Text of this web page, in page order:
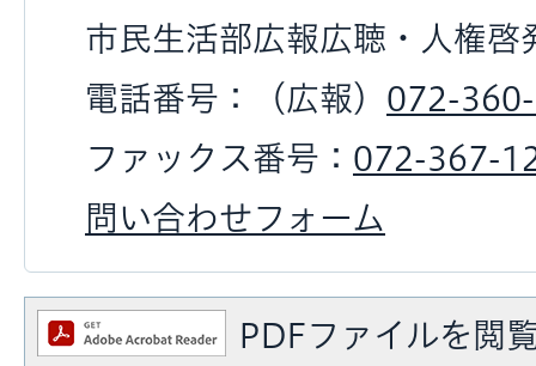
市民生活部広報広聴・人権啓
電話番号：（広報） 072-
ファックス番号： 072-367-
問い合わせフォーム
PDFファイルを閲